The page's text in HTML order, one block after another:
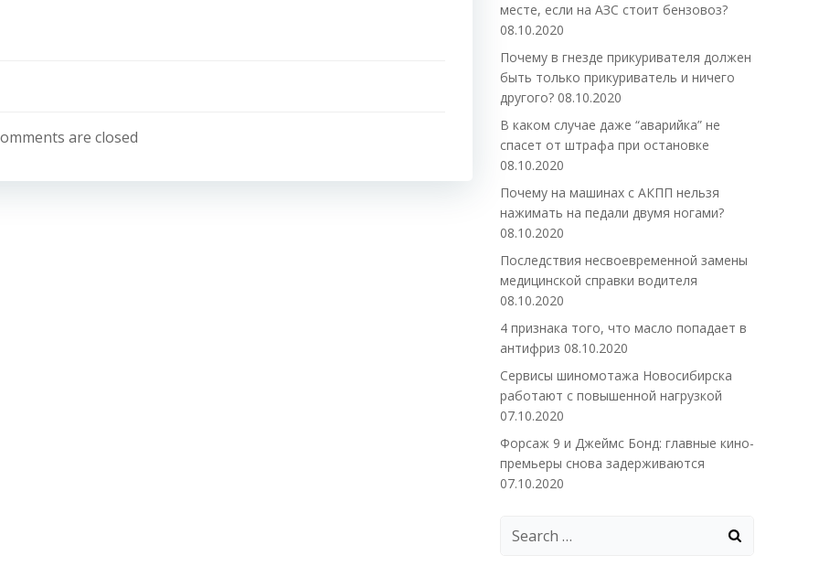
are closed
месте, если на АЗС стоит бензовоз?
08.10.2020
Почему в гнезде прикуривателя должен
быть только прикуриватель и ничего
другого? 08.10.2020
В каком случае даже “аварийка” не
спасет от штрафа при остановке
08.10.2020
Почему на машинах с АКПП нельзя
нажимать на педали двумя ногами?
08.10.2020
Последствия несвоевременной замены
медицинской справки водителя
08.10.2020
4 признака того, что масло попадает в
антифриз 08.10.2020
Сервисы шиномотажа Новосибирска
работают с повышенной нагрузкой
07.10.2020
Форсаж 9 и Джеймс Бонд: главные кино-
премьеры снова задерживаются
07.10.2020
Search